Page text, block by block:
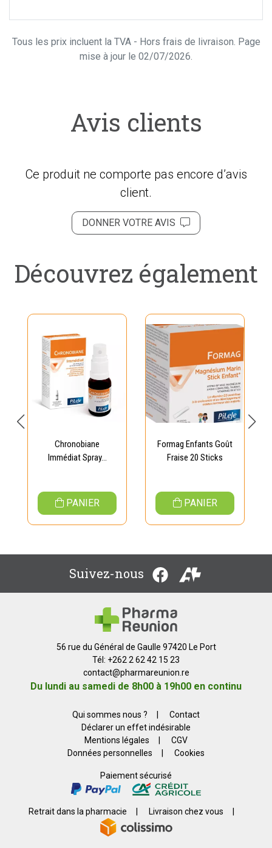
Tous les prix incluent la TVA - Hors frais de livraison. Page
mise à jour le 02/07/2026.
Avis clients
Ce produit ne comporte pas encore d’avis
client.
DONNER VOTRE AVIS
Découvrez également
Chronobiane
Immédiat Spray...
PANIER
Formag Enfants Goût
Fraise 20 Sticks
PANIER
Suivez-nous
56 rue du Général de Gaulle 97420 Le Port
Tél: +262 2 62 42 15 23
contact@pharmareunion.re
Du lundi au samedi de 8h00 à 19h00 en continu
Qui sommes nous ?
Contact
Déclarer un effet indésirable
Mentions légales
CGV
Données personnelles
Cookies
Paiement sécurisé
Retrait dans la pharmacie Livraison chez vous